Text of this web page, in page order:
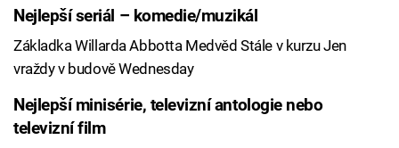
Nejlepší seriál – komedie/muzikál
Základka Willarda Abbotta Medvěd Stále v kurzu Jen
vraždy v budově Wednesday
Nejlepší minisérie, televizní antologie nebo
televizní film